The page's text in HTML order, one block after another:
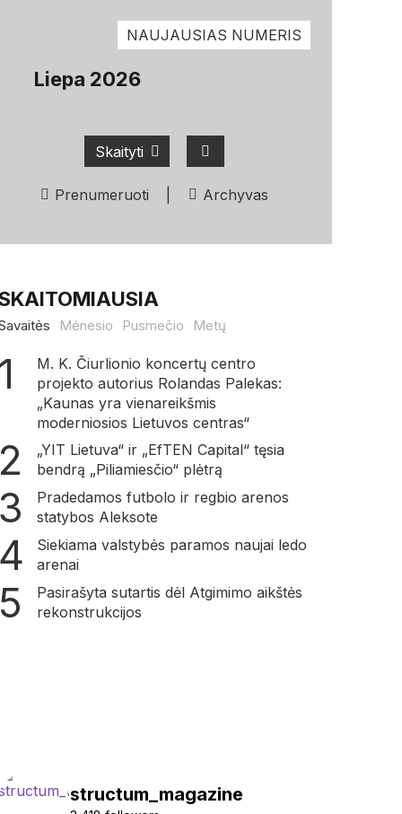
NAUJAUSIAS NUMERIS
Liepa 2026
Skaityti
Prenumeruoti Archyvas
Mėnesio Pusmečio Metų
M. K. Čiurlionio koncertų centro
projekto autorius Rolandas Palekas:
„Kaunas yra vienareikšmis
moderniosios Lietuvos centras“
„YIT Lietuva“ ir „EfTEN Capital“ tęsia
bendrą „Piliamiesčio“ plėtrą
Pradedamos futbolo ir regbio arenos
statybos Aleksote
Siekiama valstybės paramos naujai ledo
arenai
Pasirašyta sutartis dėl Atgimimo aikštės
rekonstrukcijos
structum_magazine